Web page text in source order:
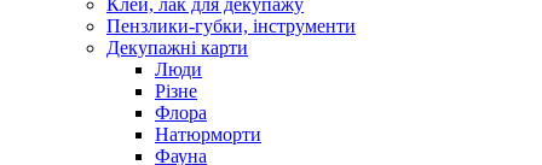
Пензлики-губки, інструменти
Декупажні карти
Люди
Різне
Флора
Натюрморти
Фауна